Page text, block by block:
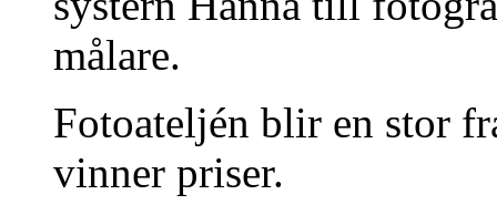
målare.
Fotoateljén blir en stor
vinner priser.